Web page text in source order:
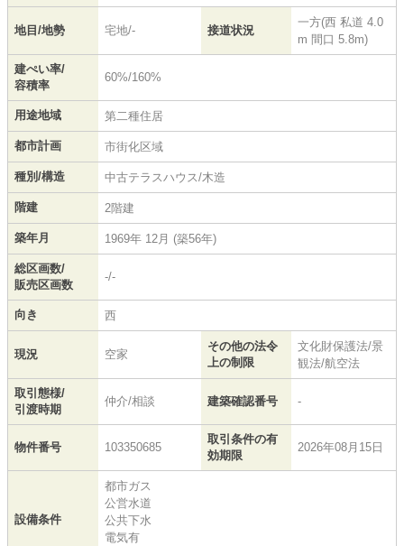
地目/地勢 宅地/- 接道状況
一方(西 私道 4.0
m 間口 5.8m)
建ぺい率/
容積率
60%/160%
用途地域 第二種住居
都市計画 市街化区域
種別/構造 中古テラスハウス/木造
階建 2階建
築年月 1969年 12月 (築56年)
総区画数/
販売区画数
-/-
向き 西
現況 空家
その他の法令
上の制限
文化財保護法/景
観法/航空法
取引態様/
引渡時期
仲介/相談 建築確認番号 -
物件番号 103350685
取引条件の有
効期限
2026年08月15日
設備条件
都市ガス
公営水道
公共下水
電気有